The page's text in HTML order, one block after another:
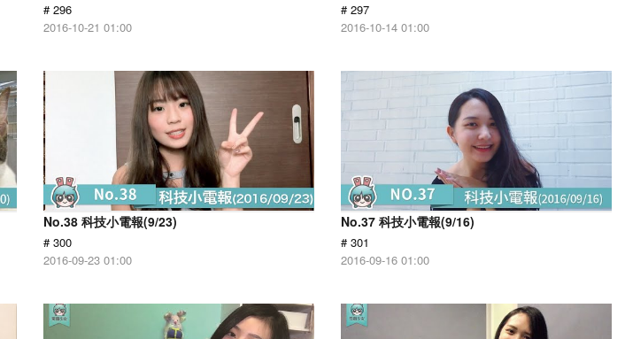
# 296
2016-10-21 01:00
# 297
2016-10-14 01:00
No.38 科技小電報(9/23)
# 300
2016-09-23 01:00
No.37 科技小電報(9/16)
# 301
2016-09-16 01:00